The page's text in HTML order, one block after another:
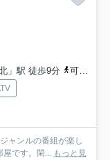
」駅 徒歩9分
可部線「下祇園」駅 徒歩9分
ャンルの番組が楽し
屋です。閑... もっと見